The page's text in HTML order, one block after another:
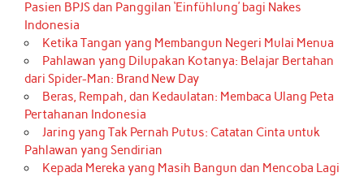
Pasien BPJS dan Panggilan ‘Einfühlung’ bagi Nakes
Indonesia
Ketika Tangan yang Membangun Negeri Mulai Menua
Pahlawan yang Dilupakan Kotanya: Belajar Bertahan
dari Spider-Man: Brand New Day
Beras, Rempah, dan Kedaulatan: Membaca Ulang Peta
Pertahanan Indonesia
Jaring yang Tak Pernah Putus: Catatan Cinta untuk
Pahlawan yang Sendirian
Kepada Mereka yang Masih Bangun dan Mencoba Lagi